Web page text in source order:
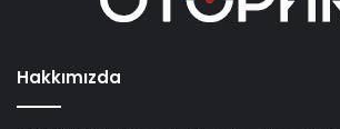
Hakkımızda